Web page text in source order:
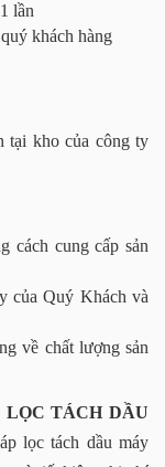
lần
khách hàng
tại kho của công ty
cách cung cấp sản
của Quý Khách và
về chất lượng sản
LỌC TÁCH DẦU
lọc tách dầu máy